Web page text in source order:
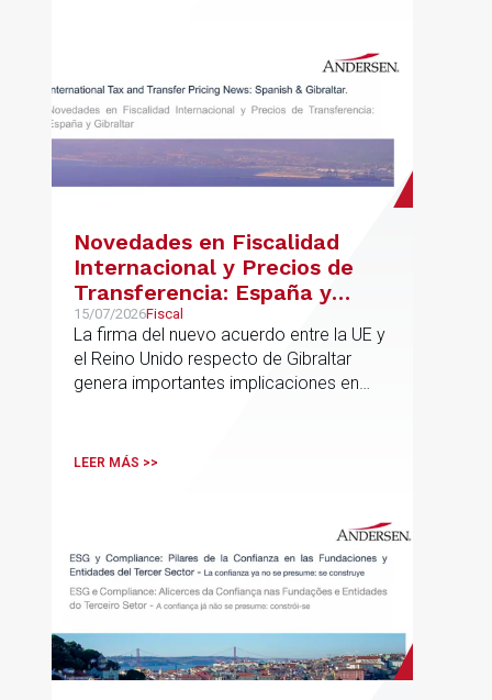
Novedades en Fiscalidad
Internacional y Precios de
Transferencia: España y
Gibraltar
15/07/2026Fiscal
La firma del nuevo acuerdo entre la UE y
el Reino Unido respecto de Gibraltar
genera importantes implicaciones en
LEER MÁS >>